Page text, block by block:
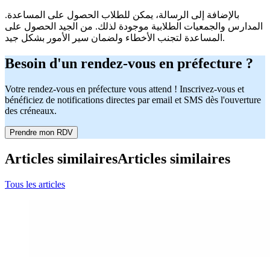
بالإضافة إلى الرسالة، يمكن للطلاب الحصول على المساعدة.
المدارس والجمعيات الطلابية موجودة لذلك. من الجيد الحصول على
المساعدة لتجنب الأخطاء ولضمان سير الأمور بشكل جيد.
Besoin d'un rendez-vous en préfecture ?
Votre rendez-vous en préfecture vous attend ! Inscrivez-vous et
bénéficiez de notifications directes par email et SMS dès l'ouverture
des créneaux.
Prendre mon RDV
Articles similairesArticles similaires
Tous les articles